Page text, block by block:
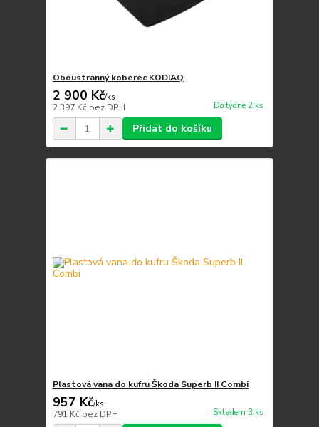
Oboustranný koberec KODIAQ
2 900 Kč/ks
2 397 Kč bez DPH Do týdne 2 ks
Přidat do košíku
Plastová vana do kufru Škoda Superb II Combi
957 Kč/ks
791 Kč bez DPH Skladem 3 ks